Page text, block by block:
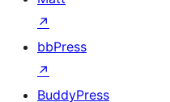
↗
bbPress
↗
BuddyPress